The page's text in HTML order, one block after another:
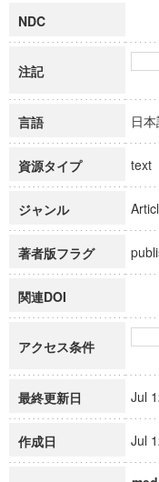
NDC
注記
言語 日
資源タイプ text
ジャンル
著者版フラグ
関連DOI
アクセス条件
最終更新日 Jul
作成日 Jul